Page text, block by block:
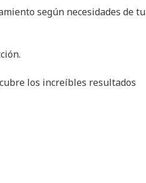
según necesidades de tu
los increíbles resultados